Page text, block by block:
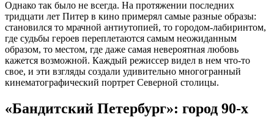
Однако так было не всегда. На протяжении последних
тридцати лет Питер в кино примерял самые разные образы:
становился то мрачной антиутопией, то городом-лабиринтом,
где судьбы героев переплетаются самым неожиданным
образом, то местом, где даже самая невероятная любовь
кажется возможной. Каждый режиссер видел в нем что-то
свое, и эти взгляды создали удивительно многогранный
кинематографический портрет Северной столицы.
«Бандитский Петербург»: город 90-х